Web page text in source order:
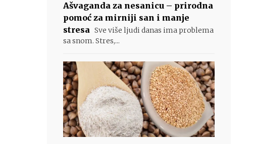
Ašvaganda za nesanicu – prirodna
pomoć za mirniji san i manje
stresa Sve više ljudi danas ima problema
sa snom. Stres,...